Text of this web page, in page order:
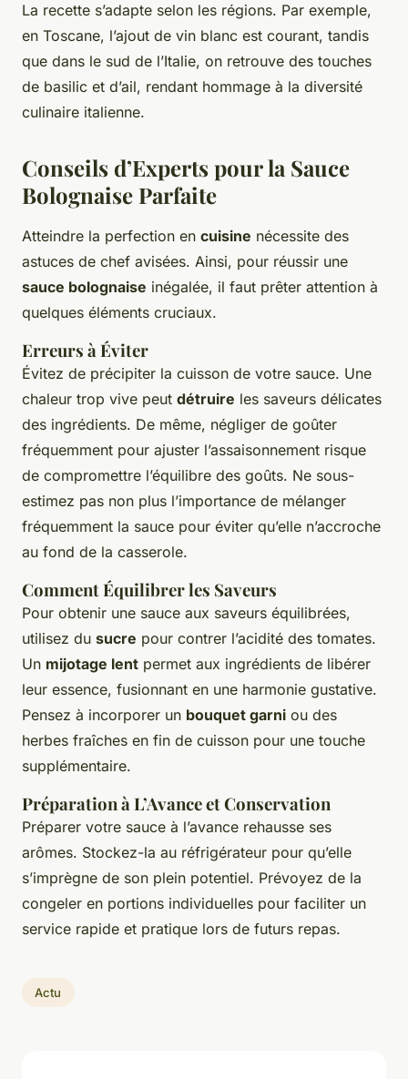
La recette s’adapte selon les régions. Par exemple,
en Toscane, l’ajout de vin blanc est courant, tandis
que dans le sud de l’Italie, on retrouve des touches
de basilic et d’ail, rendant hommage à la diversité
culinaire italienne.
Conseils d’Experts pour la Sauce
Bolognaise Parfaite
Atteindre la perfection en cuisine nécessite des
astuces de chef avisées. Ainsi, pour réussir une
sauce bolognaise inégalée, il faut prêter attention à
quelques éléments cruciaux.
Erreurs à Éviter
Évitez de précipiter la cuisson de votre sauce. Une
chaleur trop vive peut détruire les saveurs délicates
des ingrédients. De même, négliger de goûter
fréquemment pour ajuster l’assaisonnement risque
de compromettre l’équilibre des goûts. Ne sous-
estimez pas non plus l’importance de mélanger
fréquemment la sauce pour éviter qu’elle n’accroche
au fond de la casserole.
Comment Équilibrer les Saveurs
Pour obtenir une sauce aux saveurs équilibrées,
utilisez du sucre pour contrer l’acidité des tomates.
Un mijotage lent permet aux ingrédients de libérer
leur essence, fusionnant en une harmonie gustative.
Pensez à incorporer un bouquet garni ou des
herbes fraîches en fin de cuisson pour une touche
supplémentaire.
Préparation à L’Avance et Conservation
Préparer votre sauce à l’avance rehausse ses
arômes. Stockez-la au réfrigérateur pour qu’elle
s’imprègne de son plein potentiel. Prévoyez de la
congeler en portions individuelles pour faciliter un
service rapide et pratique lors de futurs repas.
Actu